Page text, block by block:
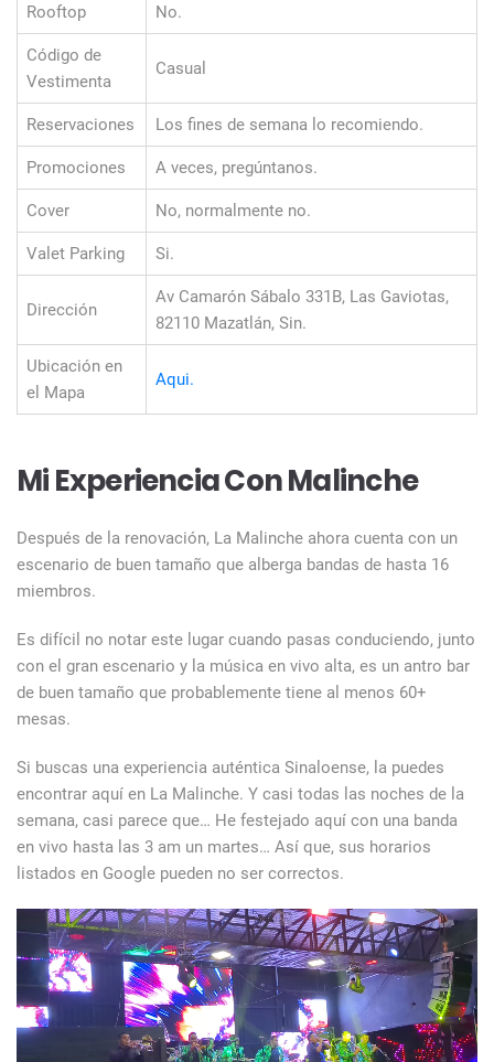
Rooftop No.
Código de
Vestimenta
Casual
Reservaciones Los fines de semana lo recomiendo.
Promociones A veces, pregúntanos.
Cover No, normalmente no.
Valet Parking Si.
Dirección
Av Camarón Sábalo 331B, Las Gaviotas,
82110 Mazatlán, Sin.
Ubicación en
el Mapa
Aqui.
Mi Experiencia Con Malinche
Después de la renovación, La Malinche ahora cuenta con un
escenario de buen tamaño que alberga bandas de hasta 16
miembros.
Es difícil no notar este lugar cuando pasas conduciendo, junto
con el gran escenario y la música en vivo alta, es un antro bar
de buen tamaño que probablemente tiene al menos 60+
mesas.
Si buscas una experiencia auténtica Sinaloense, la puedes
encontrar aquí en La Malinche. Y casi todas las noches de la
semana, casi parece que… He festejado aquí con una banda
en vivo hasta las 3 am un martes… Así que, sus horarios
listados en Google pueden no ser correctos.